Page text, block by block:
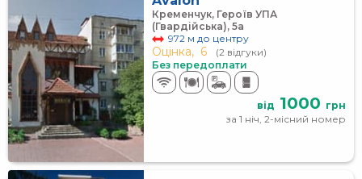
Кременчук, Героїв УПА
(Гвардійська), 5а
972 м до центру
Оцінка, 6
(2 відгуки)
Без передоплати
від 1000 грн
за 1 ніч, 2-місний номер